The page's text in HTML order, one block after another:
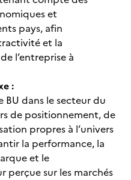
et
pays, afin
et la
l’entreprise à
:
BU dans le secteur du
de positionnement, de
propres à l’univers
la performance, la
et le
perçue sur les marchés